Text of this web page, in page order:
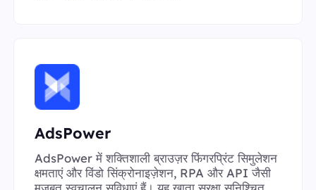
AdsPower
AdsPower में शक्तिशाली ब्राउज़र फिंगरप्रिंट सिमुलेशन
क्षमताएं और विंडो सिंक्रोनाइज़ेशन, RPA और API जैसी